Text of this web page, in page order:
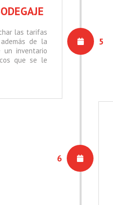
las tarifas
de la
un inventario
que se le
5
6